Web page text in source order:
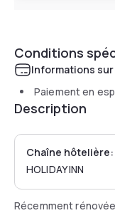
Conditions
Informations
Paiement en
Description
Chaîne hôtelière:
HOLIDAY INN
Récemment